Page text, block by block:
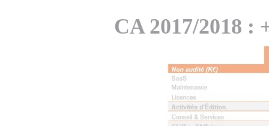
CA 2017/2018 :